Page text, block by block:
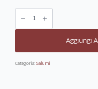
Salame
friulano
“Selezione
Prolongo”
Aggiungi
Categoria:Salumi